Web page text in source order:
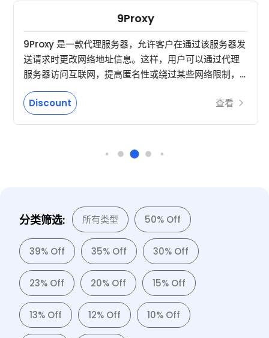
9Proxy
9Proxy 是一款代理服务器，允许客户在通过该服务器发
送请求时更改网络地址信息。这样，用户可以通过代理
服务器访问互联网，提高匿名性或绕过某些网络限制，
如地理位置限制。
Discount
查看
分类筛选: 所有类型 50% Off
39% Off 35% Off 30% Off
23% Off 20% Off 15% Off
13% Off 12% Off 10% Off